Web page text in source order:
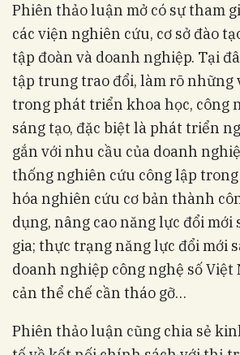
Phiên thảo luận mở có sự tham
các viện nghiên cứu, cơ sở đào
tập đoàn và doanh nghiệp. Tại
tập trung trao đổi, làm rõ những
trong phát triển khoa học, công
sáng tạo, đặc biệt là phát triển
gắn với nhu cầu của doanh
thống nghiên cứu công lập
hóa nghiên cứu cơ bản thành
dụng, nâng cao năng lực đổi mới
gia; thực trạng năng lực đổi mới
doanh nghiệp công nghệ số Việt
cản thể chế cần tháo gỡ…
Phiên thảo luận cũng chia sẻ